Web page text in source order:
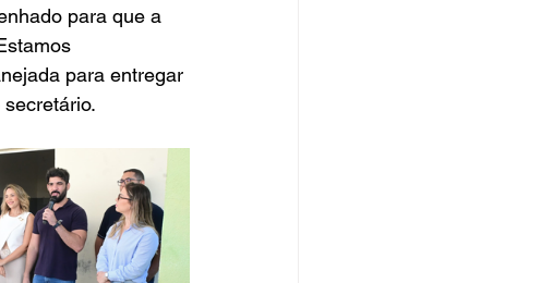
para que a
para entregar